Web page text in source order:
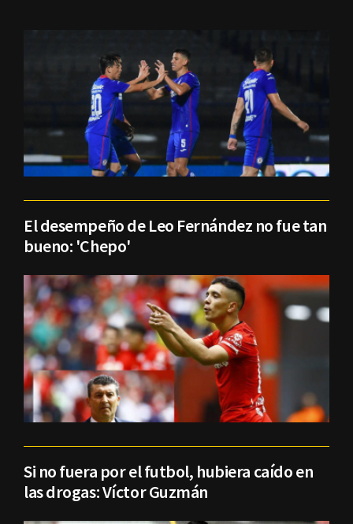
El desempeño de Leo Fernández no fue tan
bueno: 'Chepo'
Si no fuera por el futbol, hubiera caído en
las drogas: Víctor Guzmán